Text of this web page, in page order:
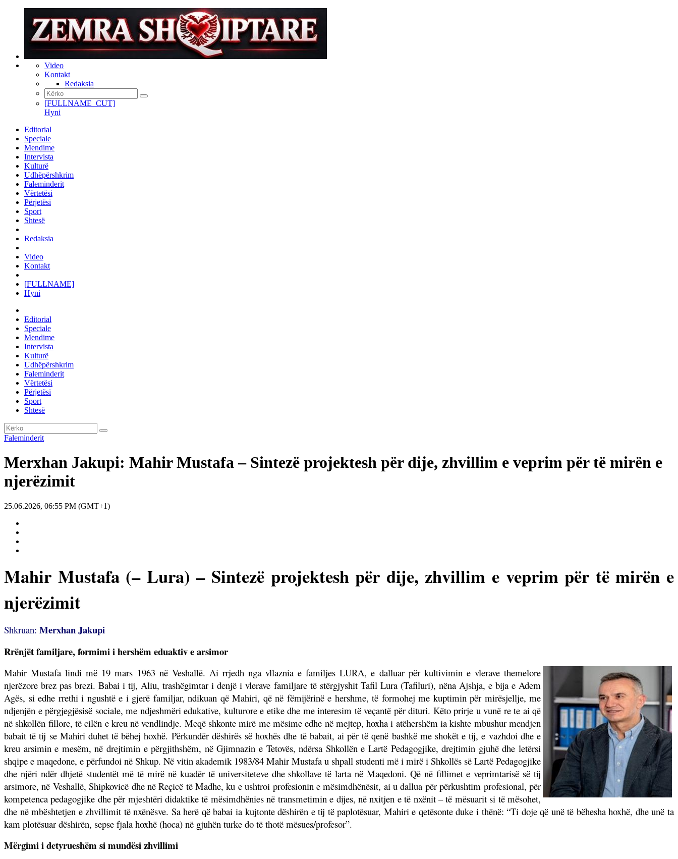
Video
Kontakt
Redaksia
[FULLNAME_CUT]
Hyni
Editorial
Speciale
Mendime
Intervista
Kulturë
Udhëpërshkrim
Faleminderit
Vërtetësi
Përjetësi
Sport
Shtesë
Redaksia
Video
Kontakt
[FULLNAME]
Hyni
Editorial
Speciale
Mendime
Intervista
Kulturë
Udhëpërshkrim
Faleminderit
Vërtetësi
Përjetësi
Sport
Shtesë
Faleminderit
Merxhan Jakupi: Mahir Mustafa – Sintezë projektesh për dije, zhvillim e veprim për të mirën e
njerëzimit
25.06.2026, 06:55 PM (GMT+1)
Mahir Mustafa (– Lura) – Sintezë projektesh për dije, zhvillim e veprim për të mirën e
njerëzimit
Shkruan: Merxhan Jakupi
Rrënjët familjare, formimi i hershëm eduaktiv e arsimor
Mahir Mustafa lindi më 19 mars 1963 në Veshallë. Ai rrjedh nga vllaznia e familjes LURA, e dalluar për kultivimin e vlerave themelore
njerëzore brez pas brezi. Babai i tij, Aliu, trashëgimtar i denjë i vlerave familjare të stërgjyshit Tafil Lura (Tafiluri), nëna Ajshja, e bija e Adem
Agës, si edhe rrethi i ngushtë e i gjerë familjar, ndikuan që Mahiri, që në fëmijërinë e hershme, të formohej me kuptimin për mirësjellje, me
ndjenjën e përgjegjësisë sociale, me ndjeshmëri edukative, kulturore e etike dhe me interesim të veçantë për dituri. Këto prirje u vunë re te ai që
në shkollën fillore, të cilën e kreu në vendlindje. Meqë shkonte mirë me mësime edhe në mejtep, hoxha i atëhershëm ia kishte mbushur mendjen
babait të tij se Mahiri duhet të bëhej hoxhë. Përkundër dëshirës së hoxhës dhe të babait, ai për të qenë bashkë me shokët e tij, e vazhdoi dhe e
kreu arsimin e mesëm, në drejtimin e përgjithshëm, në Gjimnazin e Tetovës, ndërsa Shkollën e Lartë Pedagogjike, drejtimin gjuhë dhe letërsi
shqipe e maqedone, e përfundoi në Shkup. Në vitin akademik 1983/84 Mahir Mustafa u shpall studenti më i mirë i Shkollës së Lartë Pedagogjike
dhe njëri ndër dhjetë studentët më të mirë në kuadër të universiteteve dhe shkollave të larta në Maqedoni. Që në fillimet e veprimtarisë së tij
arsimore, në Veshallë, Shipkovicë dhe në Reçicë të Madhe, ku e ushtroi profesionin e mësimdhënësit, ai u dallua për përkushtim profesional, për
kompetenca pedagogjike dhe për mjeshtëri didaktike të mësimdhënies në transmetimin e dijes, në nxitjen e të nxënit – të mësuarit si të mësohet,
dhe në mbështetjen e zhvillimit të nxënësve. Sa herë që babai ia kujtonte dëshirën e tij të paplotësuar, Mahiri e qetësonte duke i thënë: “Ti doje që unë të bëhesha hoxhë, dhe unë ta
kam plotësuar dëshirën, sepse fjala hoxhë (hoca) në gjuhën turke do të thotë mësues/profesor”.
Mërgimi i detyrueshëm si mundësi zhvillimi